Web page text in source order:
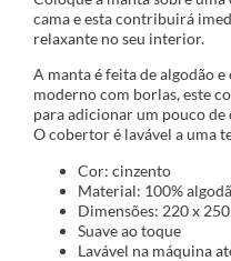
cama e esta contribuirá
relaxante no seu interior.
A manta é feita de algodão
moderno com borlas, este
para adicionar um pouco
O cobertor é lavável a uma
Cor: cinzento
Material: 100%
Dimensões: 220 x
Suave ao toque
Lavável na máquina